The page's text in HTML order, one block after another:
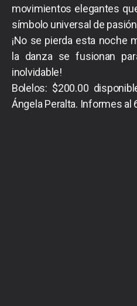
movimientos elegantes
símbolo universal de
¡No se pierda esta noche
la danza se fusionan
inolvidable!
Bolelos: $200.00
Ángela Peralta. Informes al